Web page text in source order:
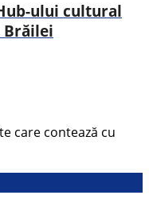
ului cultural
Brăilei
care contează cu